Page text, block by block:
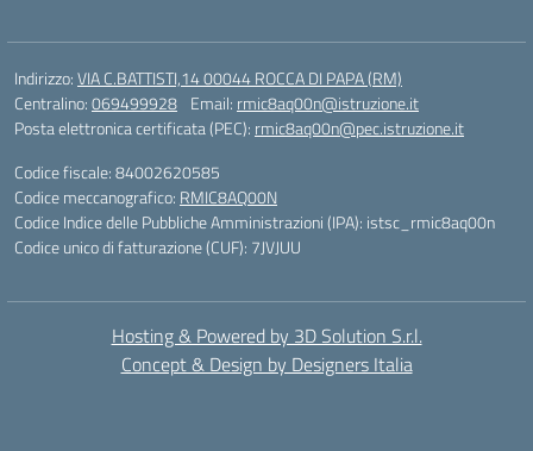
Indirizzo:VIA C.BATTISTI,14 00044 ROCCA DI PAPA (RM)
Centralino:069499928 Email: rmic8aq00n@istruzione.it
Posta elettronica certificata (PEC): rmic8aq00n@pec.istruzione.it
Codice fiscale: 84002620585
Codice meccanografico: RMIC8AQ00N
Codice Indice delle Pubbliche Amministrazioni (IPA): istsc_rmic8aq00n
Codice unico di fatturazione (CUF): 7JVJUU
Hosting & Powered by 3D Solution S.r.l.
Concept & Design by Designers Italia